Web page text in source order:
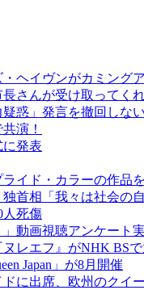
ヘイヴンがカミング
さんが受け取ってく
惑」発言を撤回しな
演！
発表
イド・カラーの作品
首相「我々は社会の
人死傷
動画視聴アンケート
レエフ』がNHK BS
Japan」が8月開催
に出席、欧州のクイ